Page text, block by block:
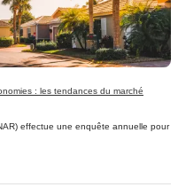
: les tendances du marché
effectue une enquête annuelle pour